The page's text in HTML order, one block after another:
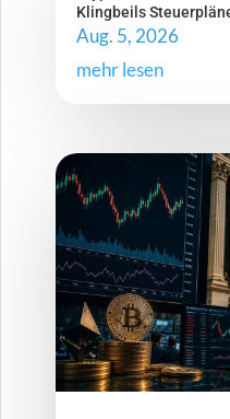
Klingbeils
Aug. 5, 2026
mehr lesen